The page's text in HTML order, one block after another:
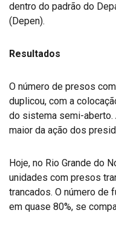
dentro do padrão do
(Depen).
Resultados
O número de presos
duplicou, com a
do sistema semi-
maior da ação dos
Hoje, no Rio Grande do
unidades com presos
trancados. O número de
em quase 80%, se